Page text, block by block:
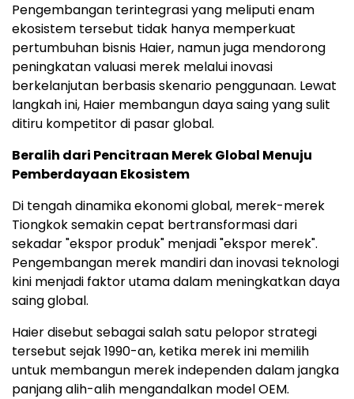
Pengembangan terintegrasi yang meliputi enam
ekosistem tersebut tidak hanya memperkuat
pertumbuhan bisnis Haier, namun juga mendorong
peningkatan valuasi merek melalui inovasi
berkelanjutan berbasis skenario penggunaan. Lewat
langkah ini, Haier membangun daya saing yang sulit
ditiru kompetitor di pasar global.
Beralih dari Pencitraan Merek Global Menuju
Pemberdayaan Ekosistem
Di tengah dinamika ekonomi global, merek-merek
Tiongkok semakin cepat bertransformasi dari
sekadar "ekspor produk" menjadi "ekspor merek".
Pengembangan merek mandiri dan inovasi teknologi
kini menjadi faktor utama dalam meningkatkan daya
saing global.
Haier disebut sebagai salah satu pelopor strategi
tersebut sejak 1990-an, ketika merek ini memilih
untuk membangun merek independen dalam jangka
panjang alih-alih mengandalkan model OEM.